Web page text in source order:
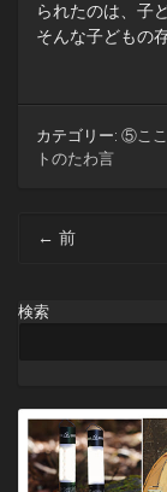
られたのは、子
そんな子どもの
カテゴリー: ⑤ここ
トのたわ言
ビ
ゲ
← 前
検索